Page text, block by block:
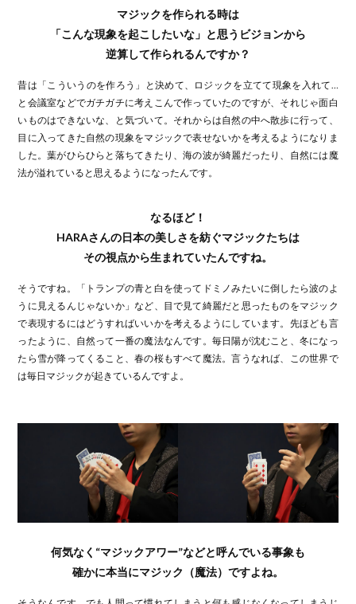
マジックを作られる時は
「こんな現象を起こしたいな」と思うビジョンから
逆算して作られるんですか？
昔は「こういうのを作ろう」と決めて、ロジックを立てて現象を入れて…
と会議室などでガチガチに考えこんで作っていたのですが、それじゃ面白
いものはできないな、と気づいて。それからは自然の中へ散歩に行って、
目に入ってきた自然の現象をマジックで表せないかを考えるようになりま
した。葉がひらひらと落ちてきたり、海の波が綺麗だったり、自然には魔
法が溢れていると思えるようになったんです。
なるほど！
HARAさんの日本の美しさを紡ぐマジックたちは
その視点から生まれていたんですね。
そうですね。「トランプの青と白を使ってドミノみたいに倒したら波のよ
うに見えるんじゃないか」など、目で見て綺麗だと思ったものをマジック
で表現するにはどうすればいいかを考えるようにしています。先ほども言
ったように、自然って一番の魔法なんです。毎日陽が沈むこと、冬になっ
たら雪が降ってくること、春の桜もすべて魔法。言うなれば、この世界で
は毎日マジックが起きているんですよ。
何気なく“マジックアワー”などと呼んでいる事象も
確かに本当にマジック（魔法）ですよね。